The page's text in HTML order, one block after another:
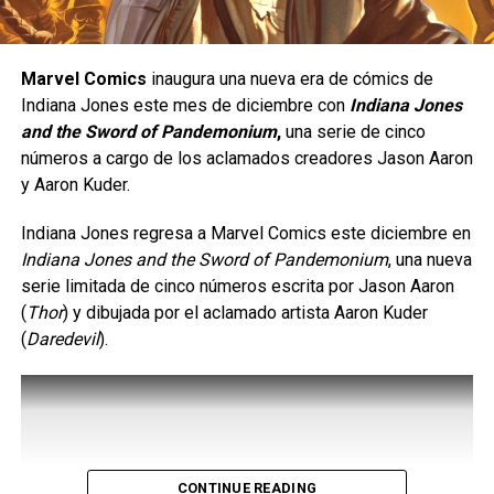
Marvel Comics inaugura una nueva era de cómics de
Indiana Jones este mes de diciembre con Indiana Jones
and the Sword of Pandemonium,una serie de cinco
números a cargo de los aclamados creadores Jason Aaron
y Aaron Kuder.
Indiana Jones regresa a Marvel Comics este diciembre en
Indiana Jones and the Sword of Pandemonium, una nueva
serie limitada de cinco números escrita por Jason Aaron
(Thor) y dibujada por el aclamado artista Aaron Kuder
(Daredevil).
CONTINUE READING